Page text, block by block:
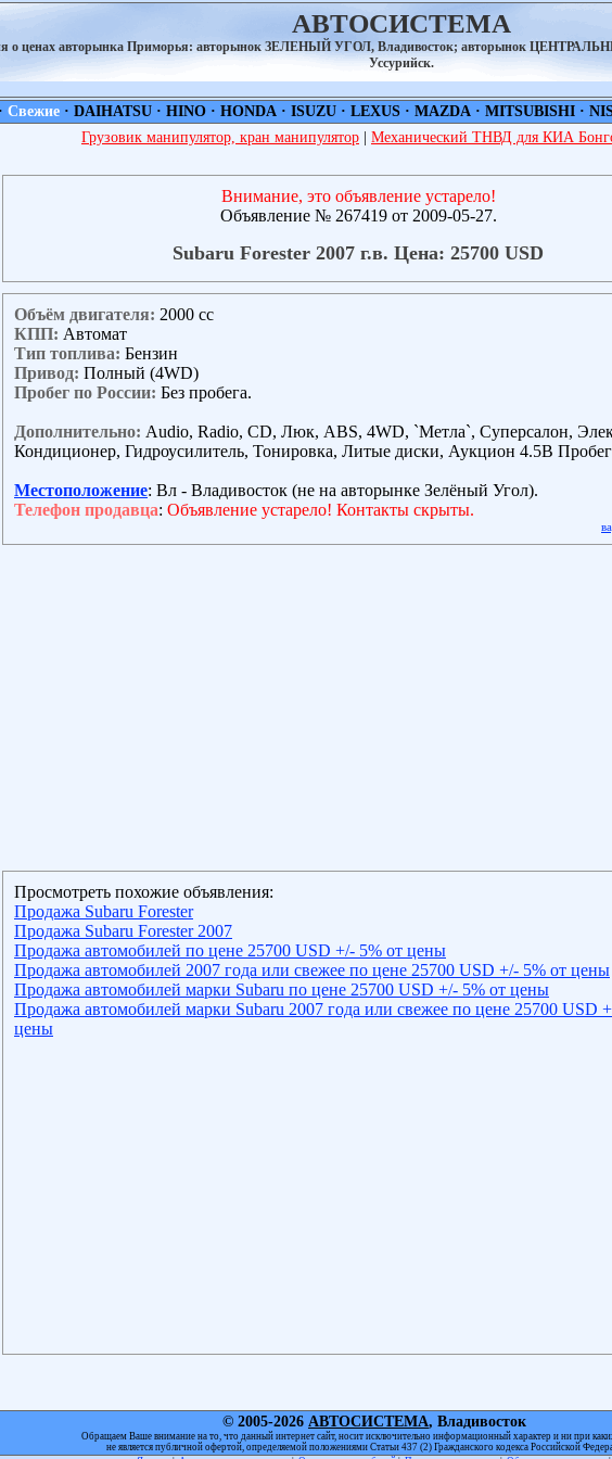
АВТОСИСТЕМА
о ценах авторынка Приморья: авторынок ЗЕЛЕНЫЙ УГОЛ, Владивосток; авторынок
Уссурийск.
Свежие· DAIHATSU· HINO· HONDA· ISUZU· LEXUS· MAZDA· MITSUBISHI·
Грузовик манипулятор, кран манипулятор Механический ТНВД для КИА
Внимание, это объявление устарело!
Объявление № 267419 от 2009-05-27.
Subaru Forester 2007 г.в. Цена: 25700 USD
Объём двигателя: 2000 сс
КПП: Автомат
Тип топлива: Бензин
Привод: Полный (4WD)
Пробег по России: Без пробега.
Дополнительно: Audio, Radio, CD, Люк, ABS, 4WD, `Метла`, Суперсалон,
Кондиционер, Гидроусилитель, Тонировка, Литые диски, Аукцион 4.5В
Местоположение: Вл - Владивосток (не на авторынке Зелёный Угол).
Телефон продавца: Объявление устарело! Контакты скрыты.
Просмотреть похожие объявления:
Продажа Subaru Forester
Продажа Subaru Forester 2007
Продажа автомобилей по цене 25700 USD +/- 5% от цены
Продажа автомобилей 2007 года или свежее по цене 25700 USD +/- 5% от цены
Продажа автомобилей марки Subaru по цене 25700 USD +/- 5% от цены
Продажа автомобилей марки Subaru 2007 года или свежее по цене 25700 USD
цены
© 2005-2026 АВТОСИСТЕМА, Владивосток
Обращаем Ваше внимание на то, что данный интернет сайт, носит исключительно информационный характер и ни при
не является публичной офертой, определяемой положениями Статьи 437 (2) Гражданского кодекса Российской